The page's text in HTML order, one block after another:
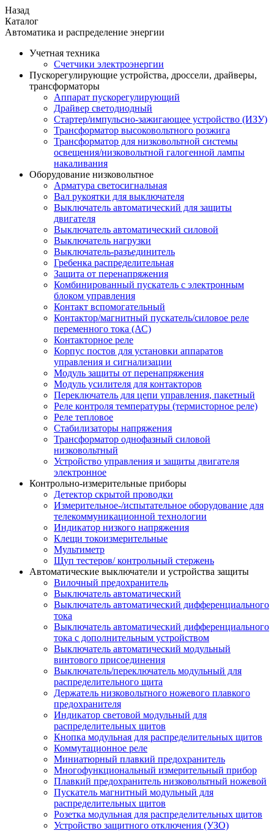
Назад
Каталог
Автоматика и распределение энергии
Учетная техника
Счетчики электроэнергии
Пускорегулирующие устройства, дроссели, драйверы,
трансформаторы
Аппарат пускорегулирующий
Драйвер светодиодный
Стартер/импульсно-зажигающее устройство (ИЗУ)
Трансформатор высоковольтного розжига
Трансформатор для низковольтной системы
освещения/низковольтной галогенной лампы
накаливания
Оборудование низковольтное
Арматура светосигнальная
Вал рукоятки для выключателя
Выключатель автоматический для защиты
двигателя
Выключатель автоматический силовой
Выключатель нагрузки
Выключатель-разъединитель
Гребенка распределительная
Защита от перенапряжения
Комбинированный пускатель с электронным
блоком управления
Контакт вспомогательный
Контактор/магнитный пускатель/силовое реле
переменного тока (АС)
Контакторное реле
Корпус постов для установки аппаратов
управления и сигнализации
Модуль защиты от перенапряжения
Модуль усилителя для контакторов
Переключатель для цепи управления, пакетный
Реле контроля температуры (термисторное реле)
Реле тепловое
Стабилизаторы напряжения
Трансформатор однофазный силовой
низковольтный
Устройство управления и защиты двигателя
электронное
Контрольно-измерительные приборы
Детектор скрытой проводки
Измерительное-/испытательное оборудование для
телекоммуникационной технологии
Индикатор низкого напряжения
Клещи токоизмерительные
Мультиметр
Щуп тестеров/ контрольный стержень
Автоматические выключатели и устройства защиты
Вилочный предохранитель
Выключатель автоматический
Выключатель автоматический дифференциального
тока
Выключатель автоматический дифференциального
тока с дополнительным устройством
Выключатель автоматический модульный
винтового присоединения
Выключатель/переключатель модульный для
распределительного щита
Держатель низковольтного ножевого плавкого
предохранителя
Индикатор световой модульный для
распределительных щитов
Кнопка модульная для распределительных щитов
Коммутационное реле
Миниатюрный плавкий предохранитель
Многофункциональный измерительный прибор
Плавкий предохранитель низковольтный ножевой
Пускатель магнитный модульный для
распределительных щитов
Розетка модульная для распределительных щитов
Устройство защитного отключения (УЗО)